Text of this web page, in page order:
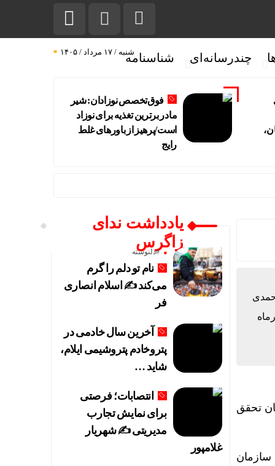
چندرسانه‌ای شناسنامهشنبه / ۱۷ مرداد / ۱۴۰۵
فوق‌تخصص نوزادان: شیر
مادر برترین تغذیه برای نوزاد
است/پرهیز از باورهای غلط
رایج
غلط رایج
تحقق
یادداشت ندای
زاگرس
#دلنوشته
نام تو دلم را گرم
می‌کند ✍️ اسلام انصاری
فر
آخرین سال خادمی در
پتروخادم پتروشیمی ایلام،
شاید …
انتصابات؛ فرصتی
برای نمایش تجارب
مدیریتی ✍ شهریار
غلامپور